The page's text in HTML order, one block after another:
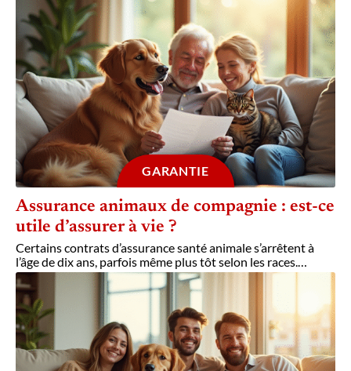
GARANTIE
Assurance animaux de compagnie : est-ce
utile d’assurer à vie ?
Certains contrats d’assurance santé animale s’arrêtent à
l’âge de dix ans, parfois même plus tôt selon les races.…